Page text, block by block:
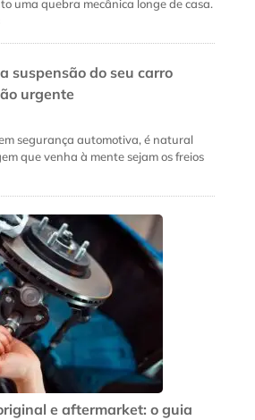
uma quebra mecânica longe de casa.
cardan:
como
no
meio
suspensão do seu carro
urgente
segurança automotiva, é natural
que venha à mente sejam os freios
e aftermarket: o guia